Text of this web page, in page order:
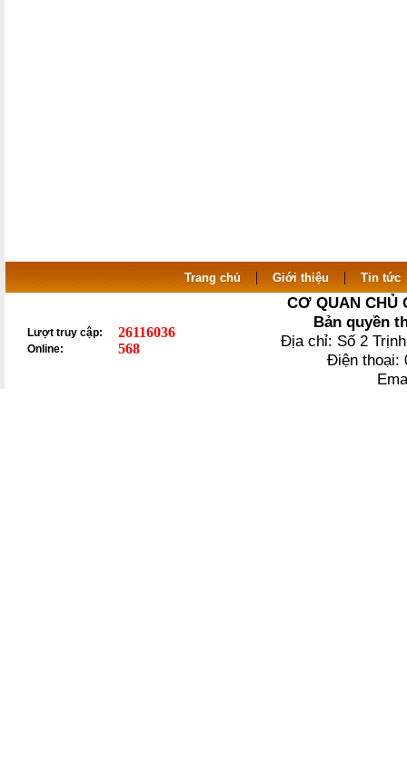
Trang chủ | Giới thiệu | Tin tức
Lượt truy cập: 26116036
Online: 568
CƠ QUAN CHỦ
Bản quyền
Địa chỉ: Số 2
Điện